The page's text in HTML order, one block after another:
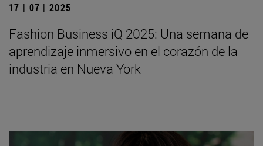
17 | 07 | 2025
Fashion Business iQ 2025: Una semana de
aprendizaje inmersivo en el corazón de la
industria en Nueva York